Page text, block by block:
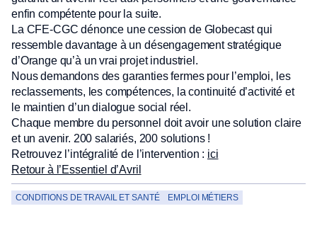
enfin compétente pour la suite.
La CFE-CGC dénonce une cession de Globecast qui
ressemble davantage à un désengagement stratégique
d’Orange qu’à un vrai projet industriel.
Nous demandons des garanties fermes pour l’emploi, les
reclassements, les compétences, la continuité d’activité et
le maintien d’un dialogue social réel.
Chaque membre du personnel doit avoir une solution claire
et un avenir. 200 salariés, 200 solutions !
Retrouvez l’intégralité de l’intervention : ici
Retour à l’Essentiel d’Avril
CONDITIONS DE TRAVAIL ET SANTÉ EMPLOI MÉTIERS